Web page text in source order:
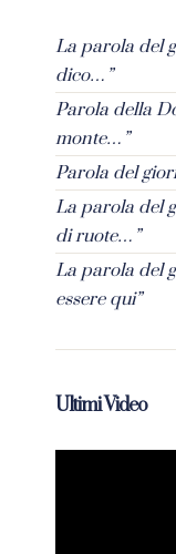
La parola del
dico…”
Parola della
monte…”
Parola del
La parola del
di ruote…”
La parola del
essere qui”
Ultimi Video